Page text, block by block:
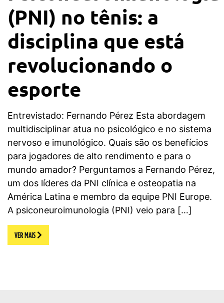
(PNI) no tênis: a
disciplina que está
revolucionando o
esporte
Entrevistado: Fernando Pérez Esta abordagem
multidisciplinar atua no psicológico e no sistema
nervoso e imunológico. Quais são os benefícios
para jogadores de alto rendimento e para o
mundo amador? Perguntamos a Fernando Pérez,
um dos líderes da PNI clínica e osteopatia na
América Latina e membro da equipe PNI Europe.
A psiconeuroimunologia (PNI) veio para […]
VER MAIS